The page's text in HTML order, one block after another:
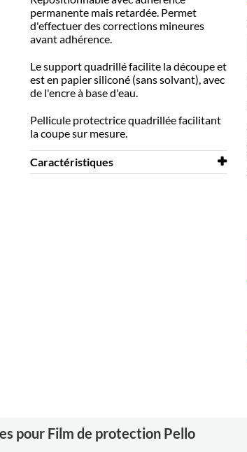
permanente mais retardée. Permet
d'effectuer des corrections mineures
avant adhérence.
Le support quadrillé facilite la découpe et
est en papier siliconé (sans solvant), avec
de l'encre à base d'eau.
Pellicule protectrice quadrillée facilitant
la coupe sur mesure.
Caractéristiques
pour Film de protection Pello